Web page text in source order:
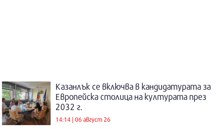
Казанлък се включва в кандидатурата за
Европейска столица на културата през
2032 г.
14:14 | 06 август 26